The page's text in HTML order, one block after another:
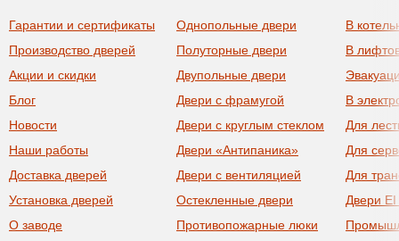
Гарантии и сертификаты
Производство дверей
Акции и скидки
Блог
Новости
Наши работы
Доставка дверей
Установка дверей
О заводе
Однопольные двери
Полуторные двери
Двупольные двери
Двери с фрамугой
Двери с круглым стеклом
Двери «Антипаника»
Двери с вентиляцией
Остекленные двери
Противопожарные люки
В
В
В
Для
Для
Для
Двери